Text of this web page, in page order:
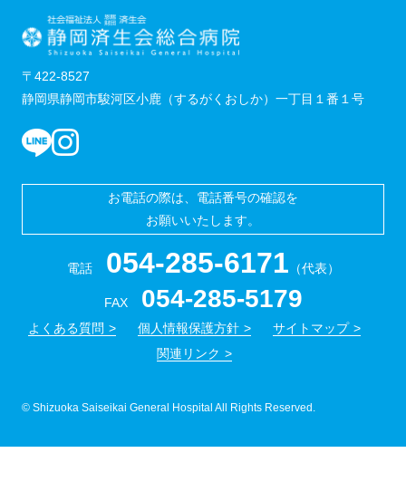
〒422-8527
静岡県静岡市駿河区小鹿（するがくおしか）一丁目１番１号
お電話の際は、電話番号の確認を
お願いいたします。
電話 054-285-6171 （代表）
FAX 054-285-5179
よくある質問 個人情報保護方針
サイトマップ
関連リンク
© Shizuoka Saiseikai General Hospital All Rights Reserved.